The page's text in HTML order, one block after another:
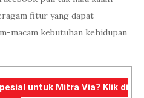
fitur yang dapat
macam kebutuhan kehidupan
untuk Mitra Via? Klik di